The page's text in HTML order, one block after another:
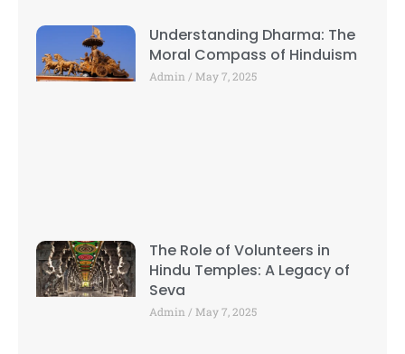
Understanding Dharma: The
Moral Compass of Hinduism
Admin May 7, 2025
The Role of Volunteers in
Hindu Temples: A Legacy of
Seva
Admin May 7, 2025